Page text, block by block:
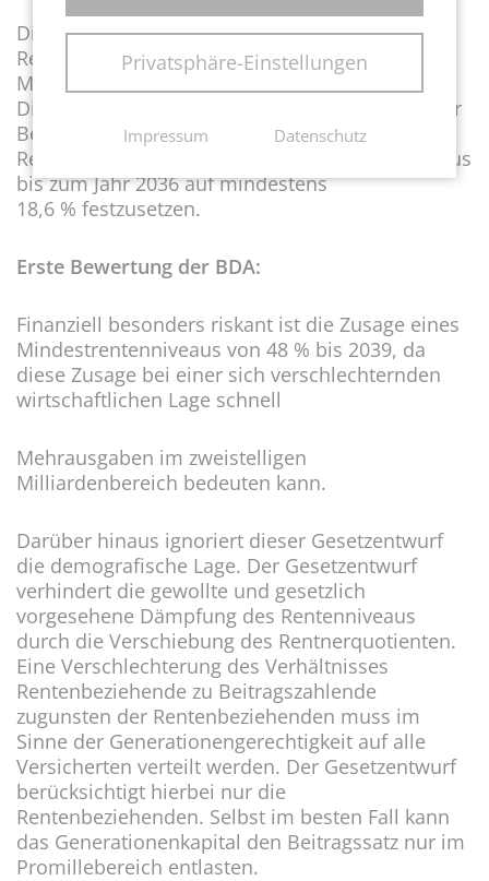
Die Mindestrücklage in der gesetzlichen
Rentenversicherung wird auf 0,3
Monatsausgaben angehoben.
Die Beitragssatzuntergrenze wird verlängert. Der
Beitragssatz in der allgemeinen
Rentenversicherung ist über das Jahr 2025 hinaus
bis zum Jahr 2036 auf mindestens
18,6 % festzusetzen.
Erste Bewertung der BDA:
Finanziell besonders riskant ist die Zusage eines
Mindestrentenniveaus von 48 % bis 2039, da
diese Zusage bei einer sich verschlechternden
wirtschaftlichen Lage schnell
Mehrausgaben im zweistelligen
Milliardenbereich bedeuten kann.
Darüber hinaus ignoriert dieser Gesetzentwurf
die demografische Lage. Der Gesetzentwurf
verhindert die gewollte und gesetzlich
vorgesehene Dämpfung des Rentenniveaus
durch die Verschiebung des Rentnerquotienten.
Eine Verschlechterung des Verhältnisses
Rentenbeziehende zu Beitragszahlende
zugunsten der Rentenbeziehenden muss im
Sinne der Generationengerechtigkeit auf alle
Versicherten verteilt werden. Der Gesetzentwurf
berücksichtigt hierbei nur die
Rentenbeziehenden. Selbst im besten Fall kann
das Generationenkapital den Beitragssatz nur im
Promillebereich entlasten.
Privatsphäre-Einstellungen
Impressum Datenschutz